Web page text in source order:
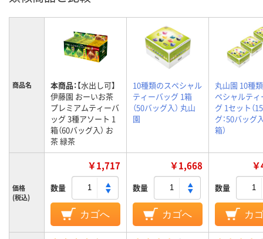
商品名 本商品：【水出し可】
伊藤園 おーいお茶
プレミアムティーバ
ッグ 3種アソート 1
箱（60バッグ入） お
茶 緑茶
10種類のスペシャル
ティーバッグ 1箱
（50バッグ入） 丸山
園
丸山園 10種
ペシャルテ
グ 1セット（
グ：50バッグ
箱）
価格
(税込)
￥1,717
数量
カゴへ
￥1,668
数量
カゴへ
数量
カ